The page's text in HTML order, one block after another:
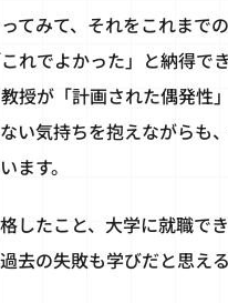
てみて、それをこれまで
れでよかった」と納得で
授が「計画された偶発性
い気持ちを抱えながらも
ます。
したこと、大学に就職で
の失敗も学びだと思え